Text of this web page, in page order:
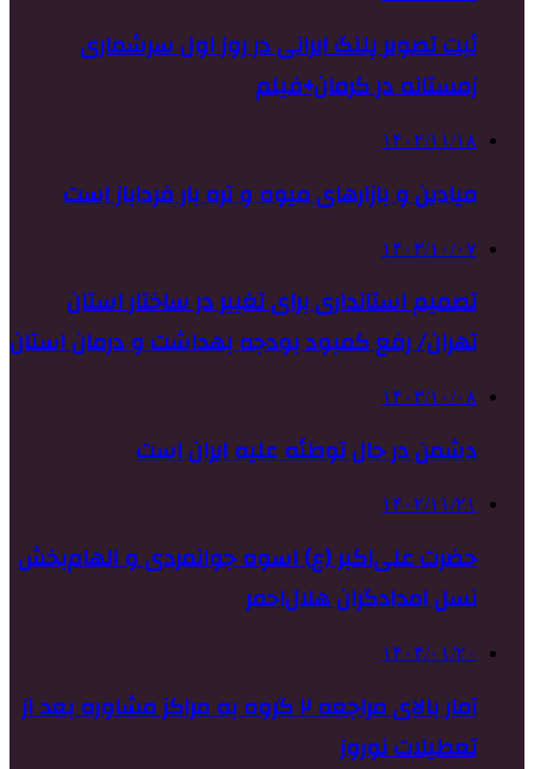
ثبت تصویر پلنگ ایرانی در روز اول سرشماری
زمستانه در کرمان+فیلم
۱۴۰۲/۱۱/۱۸
میادین و بازارهای میوه و تره بار فرداباز است
۱۴۰۳/۱۰/۰۷
تصمیم استانداری برای تغییر در ساختار استان
تهران/ رفع کمبود بودجه بهداشت و درمان استان
۱۴۰۳/۱۰/۰۸
دشمن در حال توطئه علیه ایران است
۱۴۰۲/۱۱/۲۱
حضرت علی‌اکبر (ع) اسوه جوانمردی و الهام‌بخش
نسل امدادگران هلال‌احمر
۱۴۰۴/۰۱/۲۰
آمار بالای مراجعه ۲ گروه به مراکز مشاوره بعد از
تعطیلات نوروز